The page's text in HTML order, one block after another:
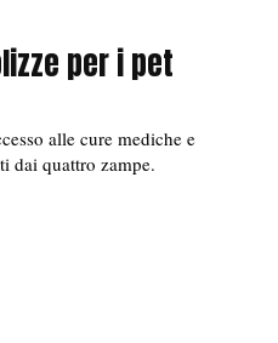
per i pet
alle cure mediche e
dai quattro zampe.